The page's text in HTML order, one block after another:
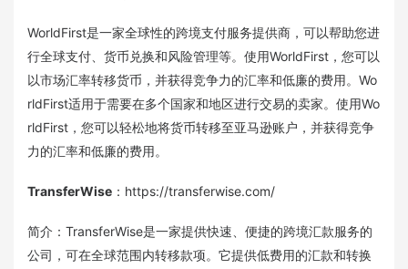
WorldFirst是一家全球性的跨境支付服务提供商，可以帮助您进
行全球支付、货币兑换和风险管理等。使用WorldFirst，您可以
以市场汇率转移货币，并获得竞争力的汇率和低廉的费用。Wo
rldFirst适用于需要在多个国家和地区进行交易的卖家。使用Wo
rldFirst，您可以轻松地将货币转移至亚马逊账户，并获得竞争
力的汇率和低廉的费用。
TransferWise ：https://transferwise.com/
简介：TransferWise是一家提供快速、便捷的跨境汇款服务的
公司，可在全球范围内转移款项。它提供低费用的汇款和转换